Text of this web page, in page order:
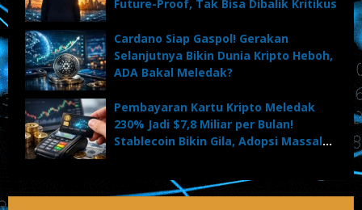
Future-Proof, Tak Bisa Dibalik Kritikus
Cardano Siap Gaspol! Gerakan
Selanjutnya Bikin Dunia Kripto Heboh,
ADA Bakal Meledak?
Pembayaran Kartu Kripto Meledak
230% Jadi $7,8 Miliar per Bulan!
Stablecoin Bikin Gila, Adopsi Massal